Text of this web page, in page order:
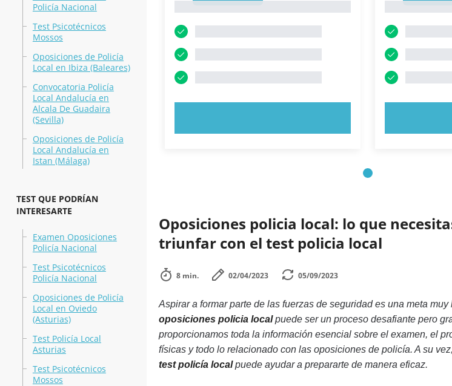
Policía Nacional
Test Psicotécnicos
Mossos
Oposiciones de Policía
Local en Ibiza (Baleares)
Convocatoria Policía
Local Andalucía en
Alcala De Guadaira
(Sevilla)
Oposiciones de Policía
Local Andalucía en
Istan (Málaga)
TEST QUE PODRÍAN
INTERESARTE
Examen Oposiciones
Policía Nacional
Test Psicotécnicos
Policía Nacional
Oposiciones de Policía
Local en Oviedo
(Asturias)
Test Policía Local
Asturias
Test Psicotécnicos
Mossos
Oposiciones policia local: lo que
triunfar con el test policia local
8 min. 02/04/2023 05/09/2023
Aspirar a formar parte de las fuerzas de seguridad es una meta
oposiciones policia localpuede ser un proceso desafiante pero
proporcionamos toda la información esencial sobre el examen, el
físicas y todo lo relacionado con las oposiciones de policía. A su
test policía localpuede ayudar a prepararte de manera eficaz.